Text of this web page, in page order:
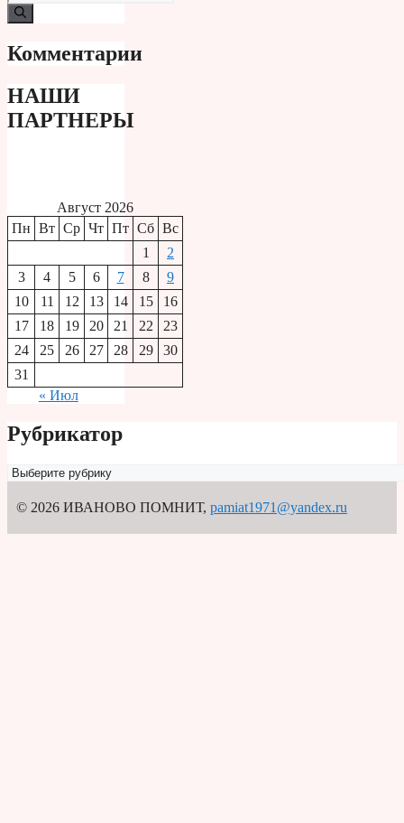
Комментарии
НАШИ
ПАРТНЕРЫ
Август 2026
Пн Вт Ср Чт Пт Сб Вс
1
2
3
4 5 6 7 8
9
10
11 12 13 14 15
16
17
18 19 20 21 22
23
24
25 26 27 28 29
30
31
« Июл
Рубрикатор
Рубрикатор
© 2026 ИВАНОВО ПОМНИТ, pamiat1971@yandex.ru